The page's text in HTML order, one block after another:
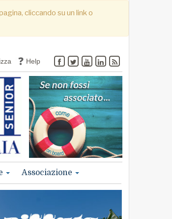
cliccando su un link o
Help
Associazione